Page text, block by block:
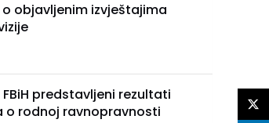
objavljenim izvještajima
predstavljeni rezultati
o rodnoj ravnopravnosti